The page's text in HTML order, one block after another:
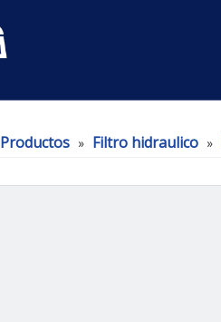
Productos » Filtro hidraulico »